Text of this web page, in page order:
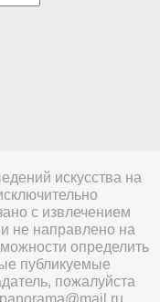
искусства на
с извлечением
не направлено на
определить
публикуемые
пожалуйста